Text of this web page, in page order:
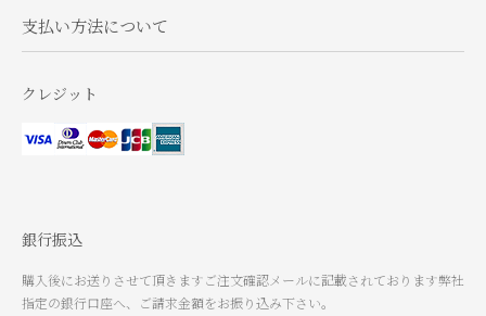
支払い方法について
クレジット
銀行振込
購入後にお送りさせて頂きますご注文確認メールに記載されております弊社
指定の銀行口座へ、ご請求金額をお振り込み下さい。